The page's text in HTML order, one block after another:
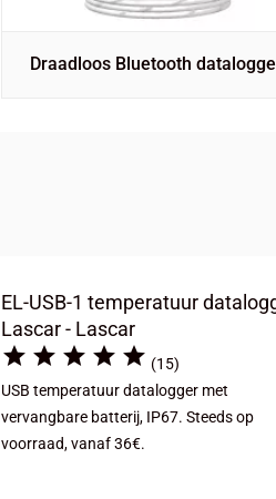
Draadloos Bluetooth
EL-USB-1 temperatuur
Lascar - Lascar
     (15)
USB temperatuur datalogger met
vervangbare batterij, IP67. Steeds op
voorraad, vanaf 36€.